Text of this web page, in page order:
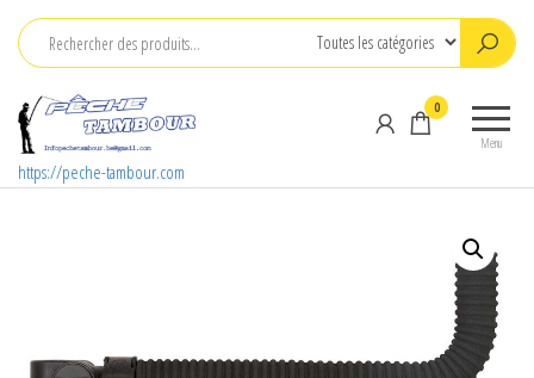
Aller
https://peche-tambour.com
Menu
0